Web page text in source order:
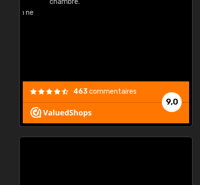
chambre."
9,0
463commentaires